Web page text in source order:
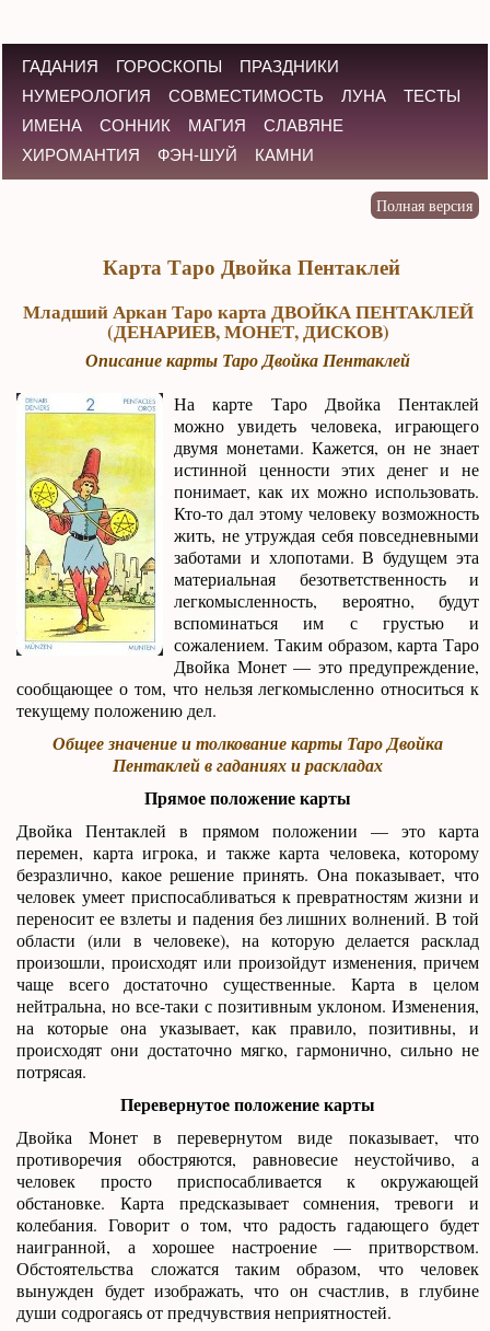
ГАДАНИЯ ГОРОСКОПЫ
ПРАЗДНИКИ
НУМЕРОЛОГИЯ
СОВМЕСТИМОСТЬ ЛУНА
ТЕСТЫ
ИМЕНА
СОННИК МАГИЯ
СЛАВЯНЕ
ХИРОМАНТИЯ
ФЭН-ШУЙ КАМНИ
Карта Таро Двойка Пентаклей
Младший Аркан Таро карта ДВОЙКА ПЕНТАКЛЕЙ
(ДЕНАРИЕВ, МОНЕТ, ДИСКОВ)
Описание карты Таро Двойка Пентаклей
На карте Таро Двойка Пентаклей
можно увидеть человека, играющего
двумя монетами. Кажется, он не знает
истинной ценности этих денег и не
понимает, как их можно использовать.
Кто-то дал этому человеку возможность
жить, не утруждая себя повседневными
заботами и хлопотами. В будущем эта
материальная безответственность и
легкомысленность, вероятно, будут
вспоминаться им с грустью и
сожалением. Таким образом, карта Таро
Двойка Монет — это предупреждение,
сообщающее о том, что нельзя легкомысленно относиться к
текущему положению дел.
Общее значение и толкование карты Таро Двойка
Пентаклей в гаданиях и раскладах
Прямое положение карты
Двойка Пентаклей в прямом положении — это карта
перемен, карта игрока, и также карта человека, которому
безразлично, какое решение принять. Она показывает, что
человек умеет приспосабливаться к превратностям жизни и
переносит ее взлеты и падения без лишних волнений. В той
области (или в человеке), на которую делается расклад
произошли, происходят или произойдут изменения, причем
чаще всего достаточно существенные. Карта в целом
нейтральна, но все-таки с позитивным уклоном. Изменения,
на которые она указывает, как правило, позитивны, и
происходят они достаточно мягко, гармонично, сильно не
потрясая.
Перевернутое положение карты
Двойка Монет в перевернутом виде показывает, что
противоречия обостряются, равновесие неустойчиво, а
человек просто приспосабливается к окружающей
обстановке. Карта предсказывает сомнения, тревоги и
колебания. Говорит о том, что радость гадающего будет
наигранной, а хорошее настроение — притворством.
Обстоятельства сложатся таким образом, что человек
вынужден будет изображать, что он счастлив, в глубине
души содрогаясь от предчувствия неприятностей.